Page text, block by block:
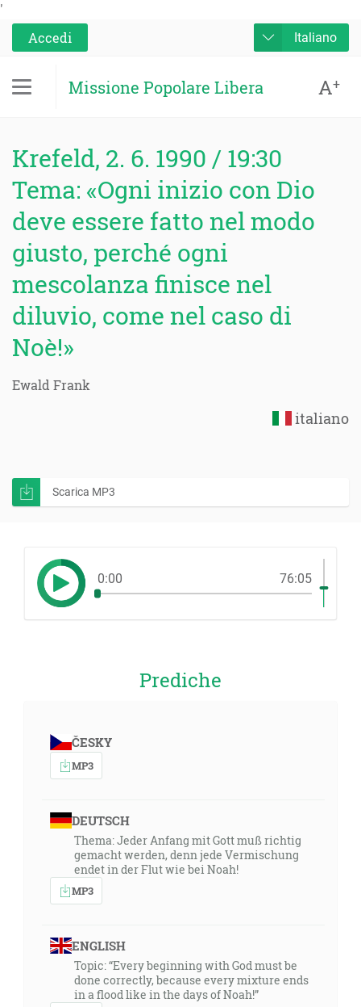
'
Accedi
Italiano
Missione Popolare Libera A+
Krefeld, 2. 6. 1990 / 19:30
Tema: «Ogni inizio con Dio
deve essere fatto nel modo
giusto, perché ogni
mescolanza finisce nel
diluvio, come nel caso di
Noè!»
Ewald Frank
italiano
Scarica MP3
0:00 76:05
Prediche
ČESKY
MP3
DEUTSCH
Thema: Jeder Anfang mit Gott muß richtig
gemacht werden, denn jede Vermischung
endet in der Flut wie bei Noah!
MP3
ENGLISH
Topic: “Every beginning with God must be
done correctly, because every mixture ends
in a flood like in the days of Noah!”